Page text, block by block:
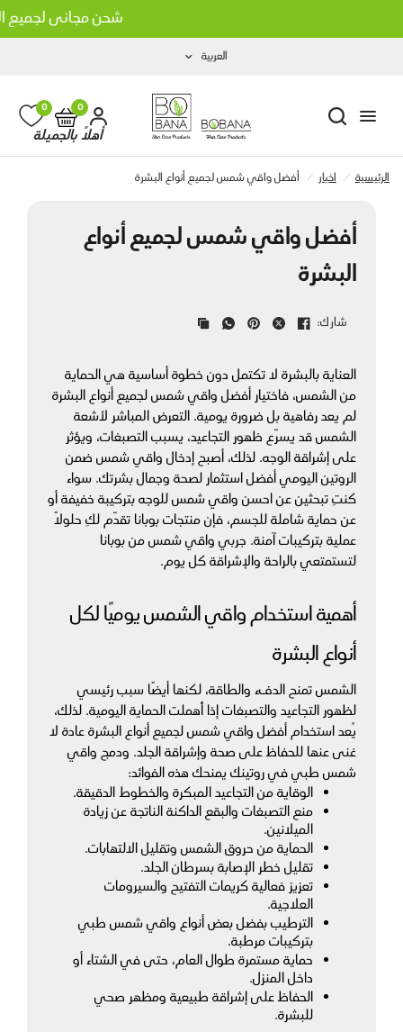
شحن مجاني لجميع
العربية
أهلاً بالجميلة
0
0
الرئيسية / اخبار / أفضل واقي شمس لجميع أنواع البشرة
أفضل واقي شمس لجميع أنواع البشرة شارك:
أفضل واقي شمس لجميع أنواع
البشرة
شارك:
العناية بالبشرة لا تكتمل دون خطوة أساسية هي الحماية
من الشمس، فاختيار أفضل واقي شمس لجميع أنواع البشرة
لم يعد رفاهية بل ضرورة يومية. التعرض المباشر لأشعة
الشمس قد يسرّع ظهور التجاعيد، يسبب التصبغات، ويؤثر
على إشراقة الوجه. لذلك، أصبح إدخال واقي شمس ضمن
الروتين اليومي أفضل استثمار لصحة وجمال بشرتك. سواء
كنتِ تبحثين عن احسن واقي شمس للوجه بتركيبة خفيفة أو
عن حماية شاملة للجسم، فإن منتجات بوبانا تقدّم لكِ حلولًا
لتستمتعي بالراحة والإشراقة كل يوم.
أهمية استخدام واقي الشمس يوميًا لكل
أنواع البشرة
الشمس تمنح الدفء والطاقة، لكنها أيضًا سبب رئيسي
يُعد استخدام أفضل واقي شمس لجميع أنواع البشرة عادة لا
غنى عنها للحفاظ على صحة وإشراقة الجلد. ودمج واقي
شمس طبي في روتينك يمنحك هذه الفوائد:
الوقاية من التجاعيد المبكرة والخطوط الدقيقة.
منع التصبغات والبقع الداكنة الناتجة عن زيادة
الميلانين.
الحماية من حروق الشمس وتقليل الالتهابات.
تقليل خطر الإصابة بسرطان الجلد.
تعزيز فعالية كريمات التفتيح والسيرومات
العلاجية.
الترطيب بفضل بعض أنواع واقي شمس طبي
بتركيبات مرطبة.
حماية مستمرة طوال العام، حتى في الشتاء أو
داخل المنزل.
الحفاظ على إشراقة طبيعية ومظهر صحي
للبشرة.
بزيت جوز الهند
LE
سلة التسوق
شامبو بوبانا بزيت الثوم الأسود
LE 160.00
إضافة إلى سلة التسوق